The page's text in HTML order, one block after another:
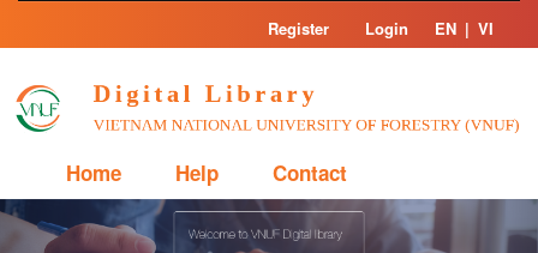
Skip
Register Login EN | VI
Home Help Contact
Previous